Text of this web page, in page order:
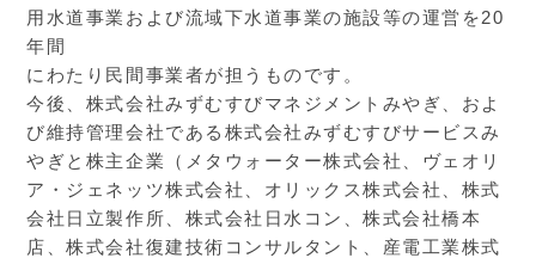
用水道事業および流域下水道事業の施設等の運営を20
年間
にわたり民間事業者が担うものです。
今後、株式会社みずむすびマネジメントみやぎ、およ
び維持管理会社である株式会社みずむすびサービスみ
やぎと株主企業（メタウォーター株式会社、ヴェオリ
ア・ジェネッツ株式会社、オリックス株式会社、株式
会社日立製作所、株式会社日水コン、株式会社橋本
店、株式会社復建技術コンサルタント、産電工業株式